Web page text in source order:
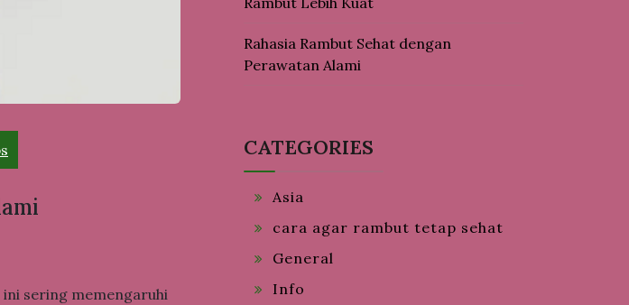
ini sering memengaruhi
Rahasia Rambut Sehat dengan
Perawatan Alami
CATEGORIES
Asia
cara agar rambut tetap sehat
General
Info